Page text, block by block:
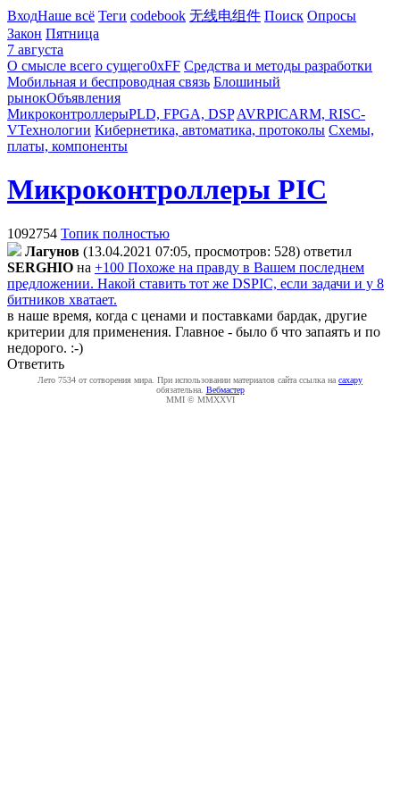
ВходНаше всё Теги codebook 无线电组件 Поиск Опросы
Закон Пятница
7 августа
О смысле всего сущего0xFF Средства и методы разработки
Мобильная и беспроводная связь Блошиный
рынокОбъявления
МикроконтроллерыPLD, FPGA, DSP AVRPICARM, RISC-
VТехнологии Кибернетика, автоматика, протоколы Схемы,
платы, компоненты
Микроконтроллеры PIC
1092754 Топик полностью
Лaгyнoв (13.04.2021 07:05, просмотров: 528) ответил
SERGHIO на +100 Похоже на правду в Вашем последнем
предложении. Накой ставить тот же DSPIC, если задачи и у 8
битников хватает.
в наше время, когда с ценами и поставками бардак, другие
критерии для применения. Главное - было б что запаять и по
недорого. :-)
Ответить
Лето 7534 от сотворения мира. При использовании материалов сайта ссылка на caxapу
обязательна. Вебмастер
MMI © MMXXVI